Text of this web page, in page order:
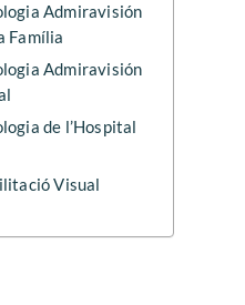
Admiravisión
Família
Admiravisión
de l’Hospital
Visual